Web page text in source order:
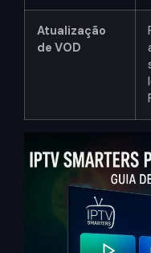
Atualização
de VOD